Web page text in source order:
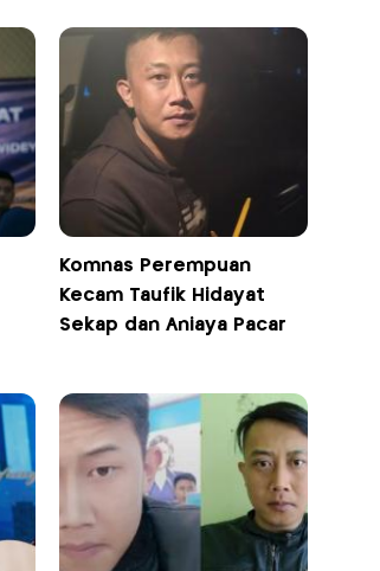
Komnas Perempuan
Kecam Taufik Hidayat
Sekap dan Aniaya Pacar